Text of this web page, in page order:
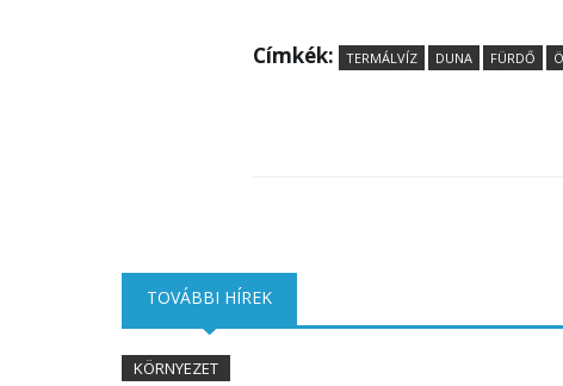
Címkék: TERMÁLVÍZ DUNA FÜRDŐ
TOVÁBBI HÍREK
KÖRNYEZET